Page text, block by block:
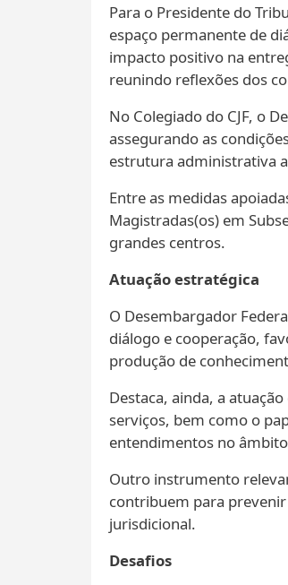
Para o Presidente do
espaço permanente de
impacto positivo na
reunindo reflexões dos
No Colegiado do CJF, o
assegurando as
estrutura administrativa
Entre as medidas
Magistradas(os) em
grandes centros.
Atuação estratégica
O Desembargador
diálogo e cooperação,
produção de
Destaca, ainda, a
serviços, bem como o
entendimentos no
Outro instrumento
contribuem para
jurisdicional.
Desafios